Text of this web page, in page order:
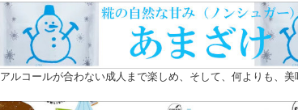
ルコールが合わない成人まで楽しめ、そして、何よりも、